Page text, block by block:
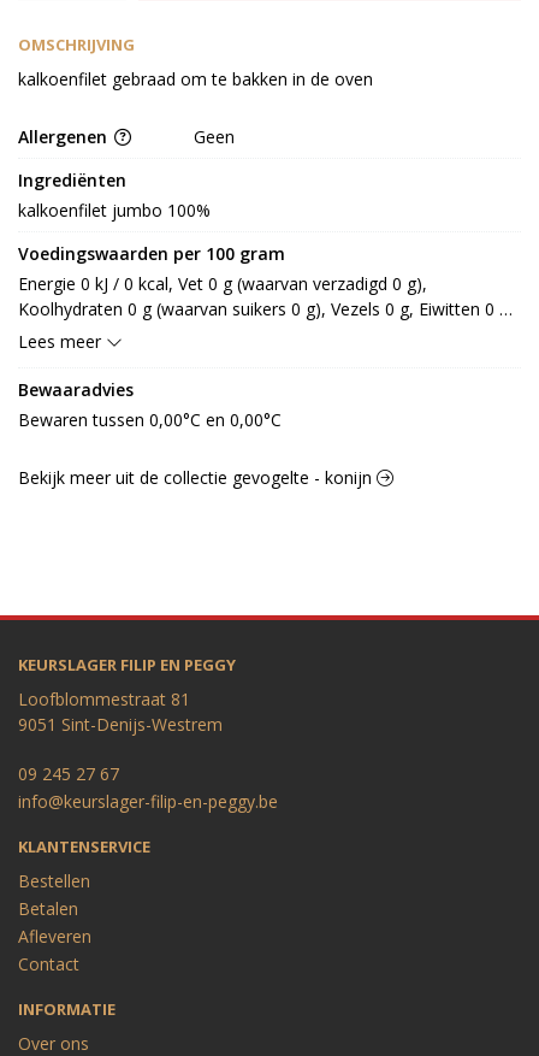
OMSCHRIJVING
kalkoenfilet gebraad om te bakken in de oven
Allergenen
Geen
Ingrediënten
kalkoenfilet jumbo 100%
Voedingswaarden per 100 gram
Energie 0 kJ / 0 kcal, Vet 0 g (waarvan verzadigd 0 g),
Koolhydraten 0 g (waarvan suikers 0 g), Vezels 0 g, Eiwitten 0 g,
Zout 0 g.
Lees meer
Bewaaradvies
Bewaren tussen 0,00°C en 0,00°C
Bekijk meer uit de collectie gevogelte - konijn
KEURSLAGER FILIP EN PEGGY
Loofblommestraat 81
9051 Sint-Denijs-Westrem
09 245 27 67
info@keurslager-filip-en-peggy.be
KLANTENSERVICE
Bestellen
Betalen
Afleveren
Contact
INFORMATIE
Over ons